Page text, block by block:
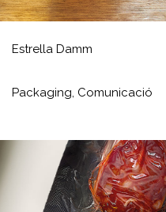
Estrella Damm
Packaging, Comunicació